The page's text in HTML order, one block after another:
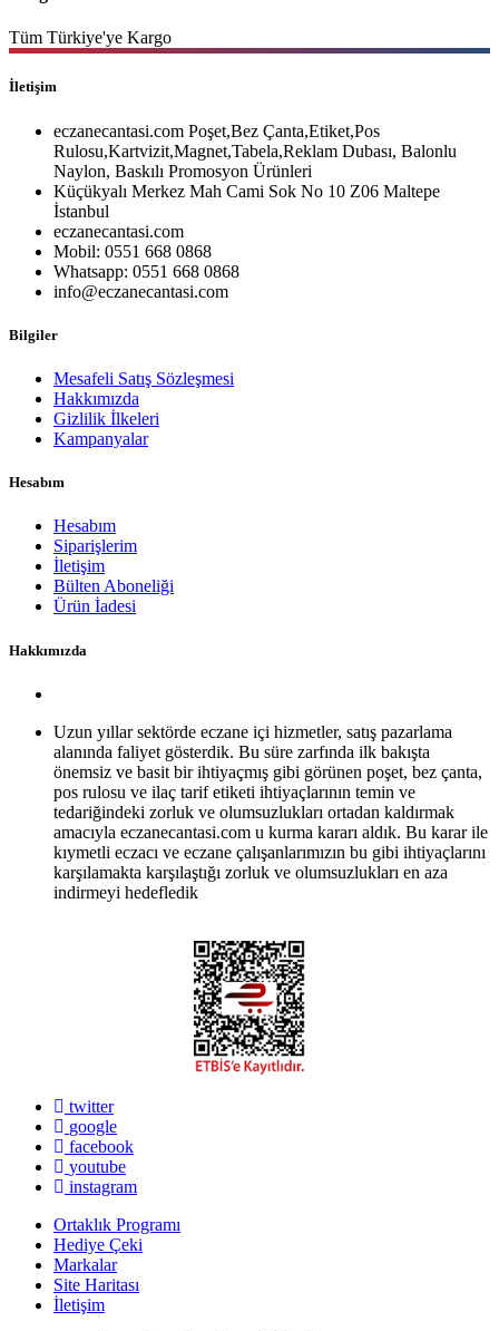
Tüm Türkiye'ye Kargo
İletişim
eczanecantasi.com Poşet,Bez Çanta,Etiket,Pos
Rulosu,Kartvizit,Magnet,Tabela,Reklam Dubası, Balonlu
Naylon, Baskılı Promosyon Ürünleri
Küçükyalı Merkez Mah Cami Sok No 10 Z06 Maltepe
İstanbul
eczanecantasi.com
Mobil: 0551 668 0868
Whatsapp: 0551 668 0868
info@eczanecantasi.com
Bilgiler
Mesafeli Satış Sözleşmesi
Hakkımızda
Gizlilik İlkeleri
Kampanyalar
Hesabım
Hesabım
Siparişlerim
İletişim
Bülten Aboneliği
Ürün İadesi
Hakkımızda
Uzun yıllar sektörde eczane içi hizmetler, satış pazarlama
alanında faliyet gösterdik. Bu süre zarfında ilk bakışta
önemsiz ve basit bir ihtiyaçmış gibi görünen poşet, bez çanta,
pos rulosu ve ilaç tarif etiketi ihtiyaçlarının temin ve
tedariğindeki zorluk ve olumsuzlukları ortadan kaldırmak
amacıyla eczanecantasi.com u kurma kararı aldık. Bu karar ile
kıymetli eczacı ve eczane çalışanlarımızın bu gibi ihtiyaçlarını
karşılamakta karşılaştığı zorluk ve olumsuzlukları en aza
indirmeyi hedefledik
twitter
google
facebook
youtube
instagram
Ortaklık Programı
Hediye Çeki
Markalar
Site Haritası
İletişim